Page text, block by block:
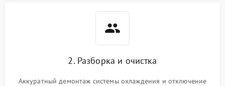
2. Разборка и очистка
Аккуратный демонтаж системы охлаждения и отключение